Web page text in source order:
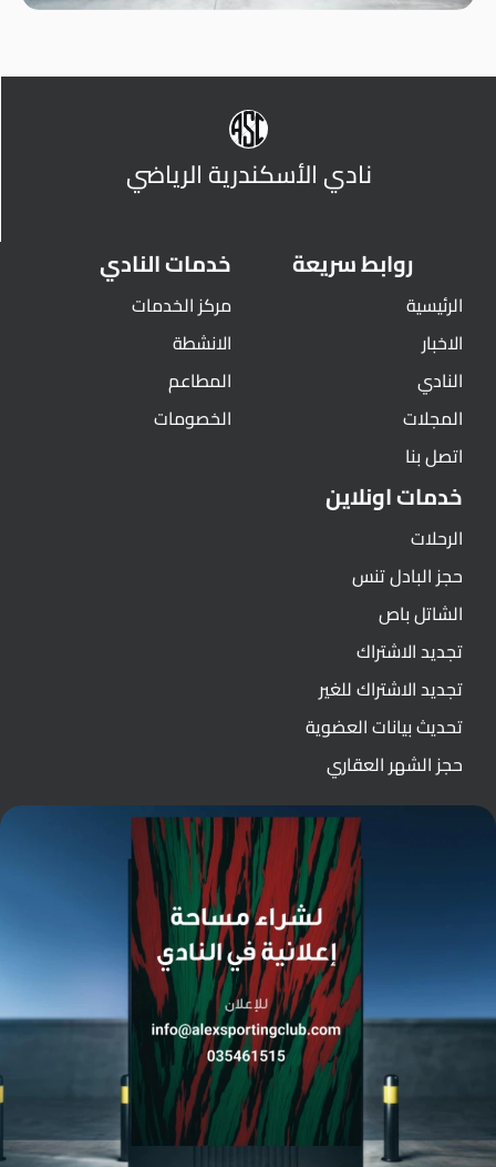
نادي الأسكندرية الرياضي
روابط سريعة
الرئيسية
الاخبار
النادي
المجلات
اتصل بنا
خدمات النادي
مركز الخدمات
الانشطة
المطاعم
الخصومات
خدمات اونلاين
الرحلات
حجز البادل تنس
الشاتل باص
تجديد الاشتراك
تجديد الاشتراك للغير
تحديث بيانات العضوية
حجز الشهر العقاري